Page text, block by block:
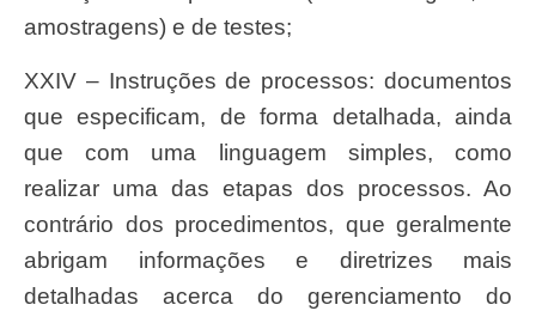
amostragens) e de testes;
XXIV – Instruções de processos: documentos
que especificam, de forma detalhada, ainda
que com uma linguagem simples, como
realizar uma das etapas dos processos. Ao
contrário dos procedimentos, que geralmente
abrigam informações e diretrizes mais
detalhadas acerca do gerenciamento do